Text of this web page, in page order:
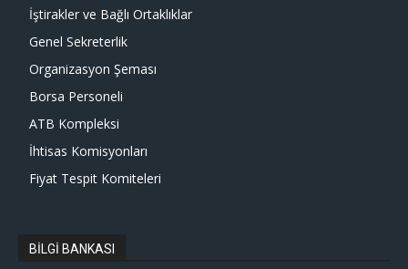
İştirakler ve Bağlı Ortaklıklar
Genel Sekreterlik
Organizasyon Şeması
Borsa Personeli
ATB Kompleksi
İhtisas Komisyonları
Fiyat Tespit Komiteleri
BİLGİ BANKASI